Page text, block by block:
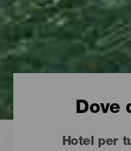
Dove
Hotel per